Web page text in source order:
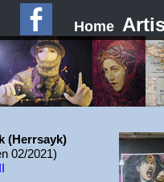
Home
(Herrsayk)
02/2021)